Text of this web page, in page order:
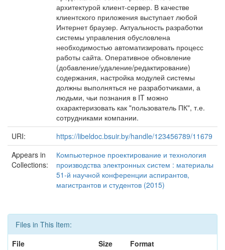
архитектурой клиент-сервер. В качестве
клиентского приложения выступает любой
Интернет браузер. Актуальность разработки
системы управления обусловлена
необходимостью автоматизировать процесс
работы сайта. Оперативное обновление
(добавление/удаление/редактирование)
содержания, настройка модулей системы
должны выполняться не разработчиками, а
людьми, чьи познания в IT можно
охарактеризовать как "пользователь ПК", т.е.
сотрудниками компании.
URI:
https://libeldoc.bsuir.by/handle/123456789/11679
Appears in
Collections:
Компьютерное проектирование и технология
производства электронных систем : материалы
51-й научной конференции аспирантов,
магистрантов и студентов (2015)
Files in This Item:
File
Size Format